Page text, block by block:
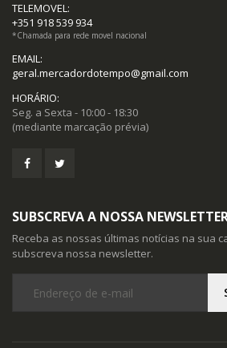
TELEMOVEL:
+351 918 539 934
*Chamada para rede movel nacional
EMAIL:
geral.mercadordotempo@gmail.com
HORÁRIO:
Seg. a Sexta - 10:00 - 18:30
(mediante marcação prévia)
SUBSCREVA A NOSSA
Receba as nossas últimas notícias na sua
subscreva nossa newsletter.